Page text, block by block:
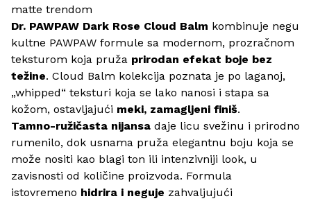
matte trendom
Dr. PAWPAW Dark Rose Cloud Balm kombinuje negu
kultne PAWPAW formule sa modernom, prozračnom
teksturom koja pruža prirodan efekat boje bez
težine. Cloud Balm kolekcija poznata je po laganoj,
„whipped“ teksturi koja se lako nanosi i stapa sa
kožom, ostavljajući meki, zamagljeni finiš.
Tamno-ružičasta nijansa daje licu svežinu i prirodno
rumenilo, dok usnama pruža elegantnu boju koja se
može nositi kao blagi ton ili intenzivniji look, u
zavisnosti od količine proizvoda. Formula
istovremeno hidrira i neguje zahvaljujući